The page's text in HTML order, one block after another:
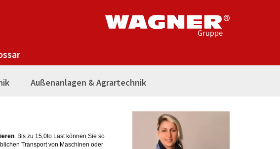
Außenanlagen & Agrartechnik
. Bis zu 15,0to Last können Sie so
Transport von Maschinen oder